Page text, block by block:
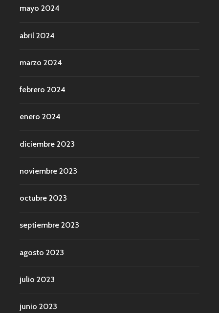
mayo 2024
abril 2024
marzo 2024
febrero 2024
enero 2024
diciembre 2023
noviembre 2023
octubre 2023
septiembre 2023
agosto 2023
julio 2023
junio 2023